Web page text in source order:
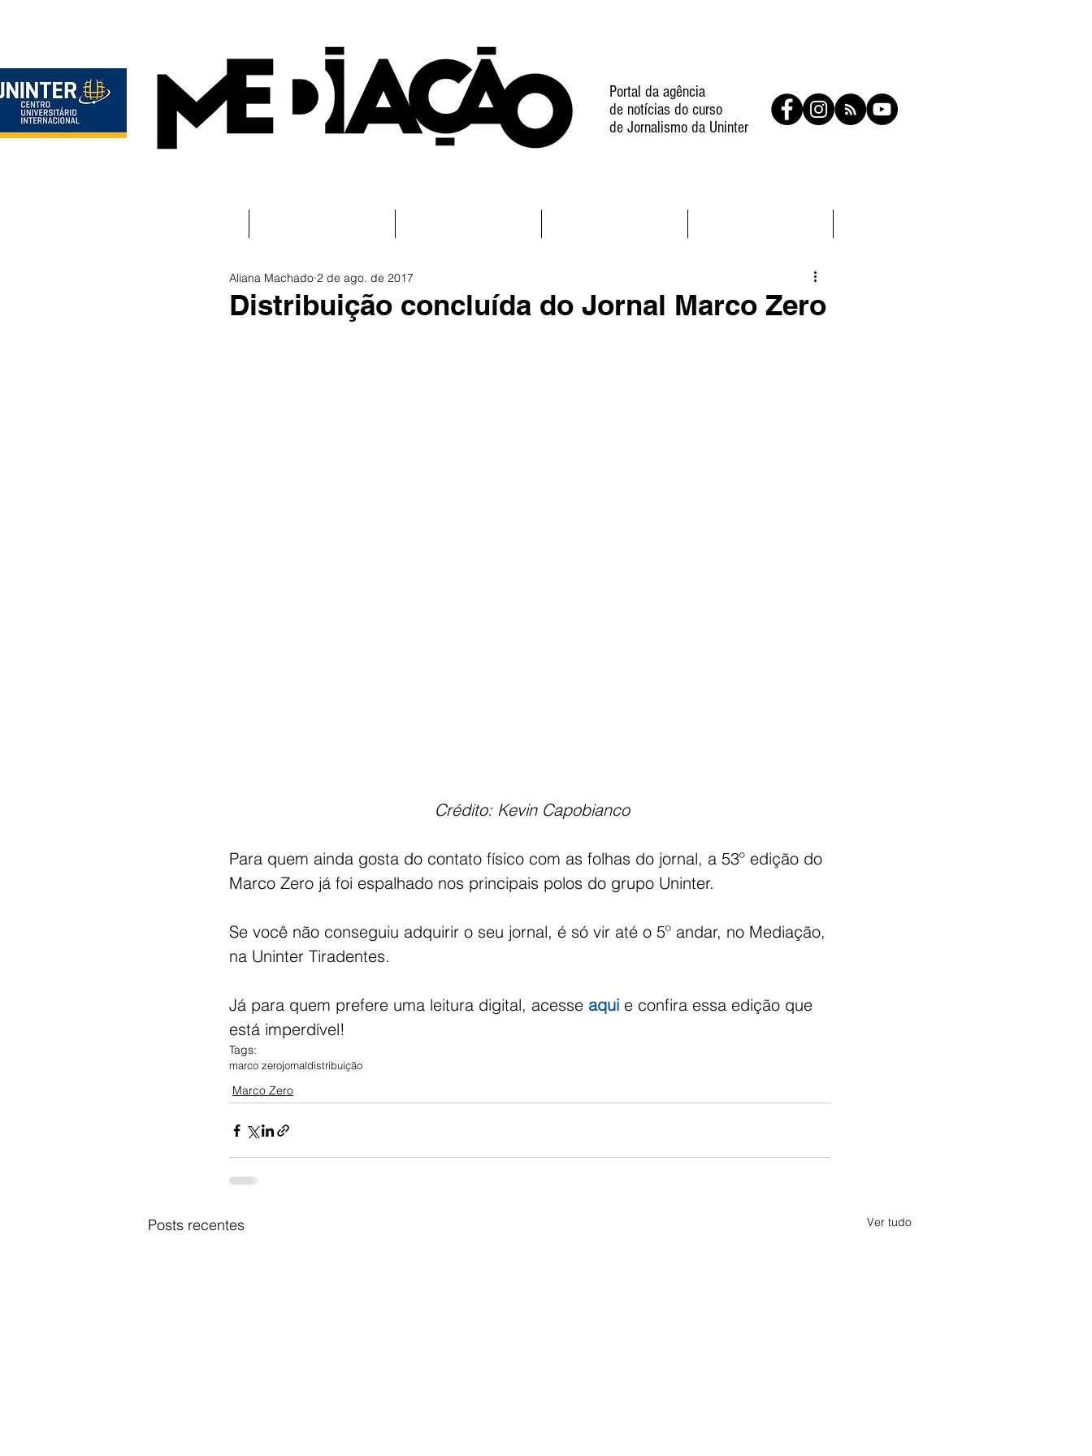
Portal da agência
de notícias do curso
de Jornalismo da Uninter
Distribuição concluída do Jornal Marco Zero
Aliana Machado 2 de ago. de 2017
Crédito: Kevin Capobianco
Para quem ainda gosta do contato físico com as folhas do jornal, a 53º edição do
Marco Zero já foi espalhado nos principais polos do grupo Uninter.
Se você não conseguiu adquirir o seu jornal, é só vir até o 5º andar, no Mediação,
na Uninter Tiradentes.
Já para quem prefere uma leitura digital, acesse aqui e confira essa edição que
está imperdível!
Tags:
marco zerojornaldistribuição
Marco Zero
Posts recentes Ver tudo